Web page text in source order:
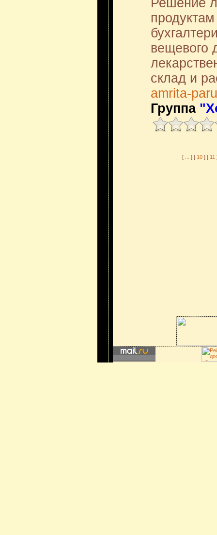
Решение
вещевого
склад и
amrita-
Группа
[ ] [ 10 ] [ 11